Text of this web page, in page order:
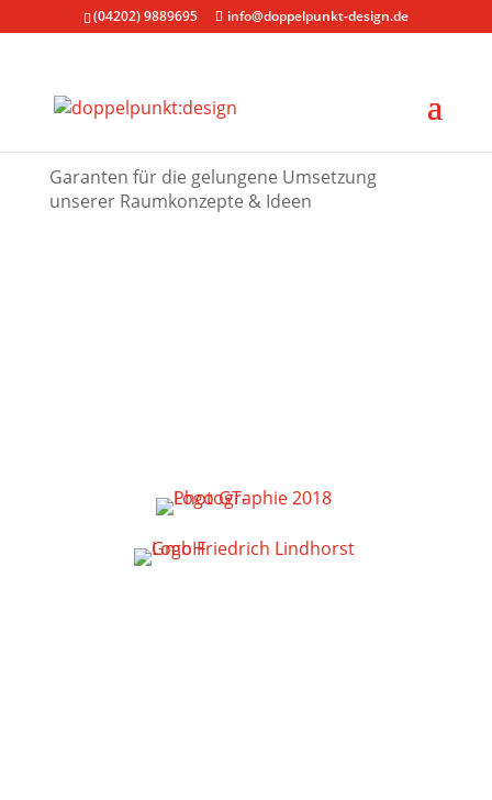
(04202) 9889695 info@doppelpunkt-design.de
Garanten für die gelungene Umsetzung
unserer Raumkonzepte & Ideen